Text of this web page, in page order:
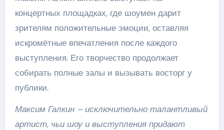
концертных площадках, где шоумен дарит
зрителям положительные эмоции, оставляя
искромётные впечатления после каждого
выступления. Его творчество продолжает
собирать полные залы и вызывать восторг у
публики.
Максим Галкин – исключительно талантливый
артист, чьи шоу и выступления придают